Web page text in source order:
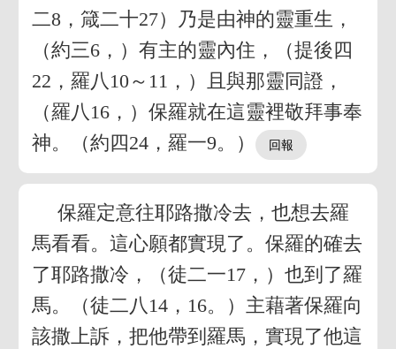
二8，箴二十27）乃是由神的靈重生，
（約三6，）有主的靈內住，（提後四
22，羅八10～11，）且與那靈同證，
（羅八16，）保羅就在這靈裡敬拜事奉
神。（約四24，羅一9。）
保羅定意往耶路撒冷去，也想去羅
馬看看。這心願都實現了。保羅的確去
了耶路撒冷，（徒二一17，）也到了羅
馬。（徒二八14，16。）主藉著保羅向
該撒上訴，把他帶到羅馬，實現了他這